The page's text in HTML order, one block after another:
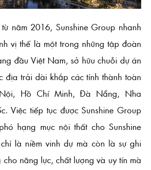
năm 2016, Sunshine Group nhanh
vị thế là một trong những tập đoàn
đầu Việt Nam, sở hữu chuỗi dự án
địa trải dài khắp các tỉnh thành toàn
Hồ Chí Minh, Đà Nẵng, Nha
Việc tiếp tục được Sunshine Group
hạng mục nội thất cho Sunshine
là niềm vinh dự mà còn là sự ghi
cho năng lực, chất lượng và uy tín mà